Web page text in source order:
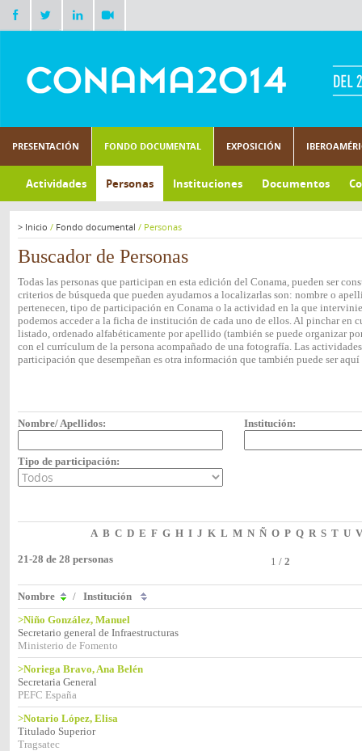
PRESENTACIÓN FONDO DOCUMENTAL EXPOSICIÓN
Actividades Personas Instituciones Documentos
> Inicio / Fondo documental / Personas
Buscador de Personas
Todas las personas que participan en esta edición del Conama, pueden ser
criterios de búsqueda que pueden ayudarnos a localizarlas son: nombre o
pertenecen, tipo de participación en Conama o la actividad en la que
podemos acceder a la ficha de institución de cada uno de ellos. Al pinchar en
listado, ordenado alfabéticamente por apellido (también se puede organizar
con el currículum de la persona acompañado de una fotografía. Las
participación que desempeñan es otra información que también puede ser
Nombre/ Apellidos: Institución:
Tipo de participación:
A B C D E F G H I J K L M N Ñ O P Q R S T U V
21-28 de 28 personas 1 / 2
Nombre / Institución
>Niño González, Manuel
Secretario general de Infraestructuras
Ministerio de Fomento
>Noriega Bravo, Ana Belén
Secretaria General
PEFC España
>Notario López, Elisa
Titulado Superior
Tragsatec